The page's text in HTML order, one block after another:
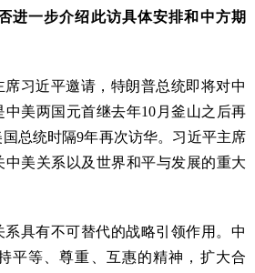
进一步介绍此访具体安排和中方期
习近平邀请，特朗普总统即将对中
中美两国元首继去年10月釜山之后再
总统时隔9年再次访华。习近平主席
美关系以及世界和平与发展的重大
系具有不可替代的战略引领作用。中
平等、尊重、互惠的精神，扩大合